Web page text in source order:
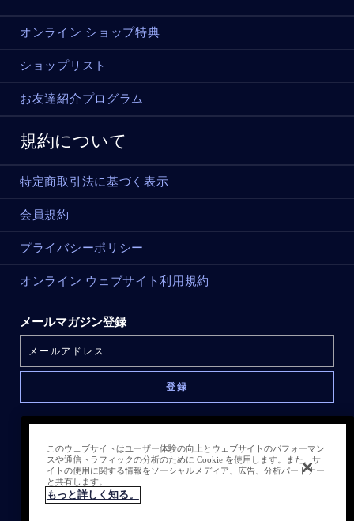
オンライン ショップ特典
ショップリスト
お友達紹介プログラム
規約について
特定商取引法に基づく表示
会員規約
プライバシーポリシー
オンライン ウェブサイト利用規約
メールマガジン登録
このウェブサイトはユーザー体験の向上とウェブサイトのパフォーマン
スや通信トラフィックの分析のために Cookie を使用します。また、サ
イトの使用に関する情報をソーシャルメディア、広告、分析パートナー
と共有します。
もっと詳しく知る。